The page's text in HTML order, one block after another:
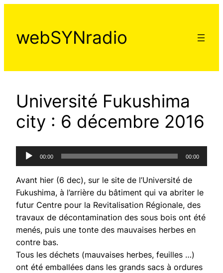
contenu
webSYNradio
Université Fukushima
city : 6 décembre 2016
Lecteur
audio
00:00 00:00
Avant hier (6 dec), sur le site de l’Université de
Fukushima, à l’arrière du bâtiment qui va abriter le
futur Centre pour la Revitalisation Régionale, des
travaux de décontamination des sous bois ont été
menés, puis une tonte des mauvaises herbes en
contre bas.
Tous les déchets (mauvaises herbes, feuilles …)
ont été emballées dans les grands sacs à ordures